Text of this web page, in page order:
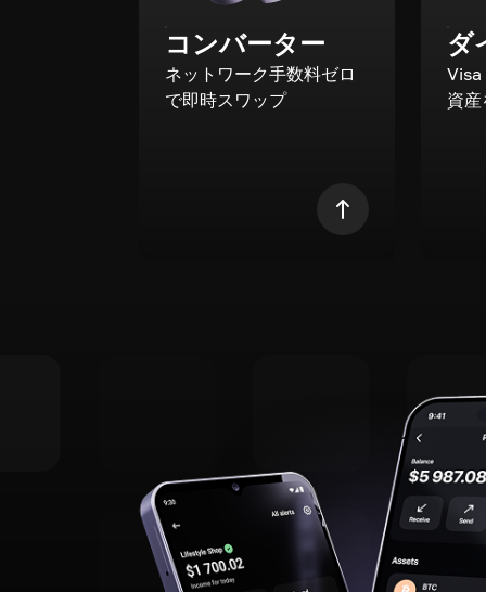
コンバーター
ネットワーク手数料ゼロ
で即時スワップ
ダ
資